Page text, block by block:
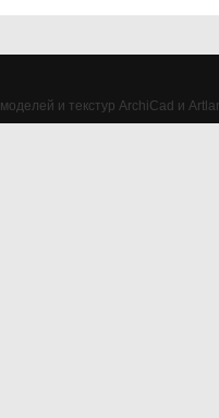
и текстур ArchiCad и